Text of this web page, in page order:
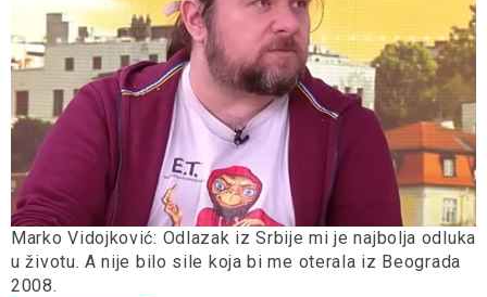
Marko Vidojković: Odlazak iz Srbije mi je najbolja odluka
u životu. A nije bilo sile koja bi me oterala iz Beograda
2008.